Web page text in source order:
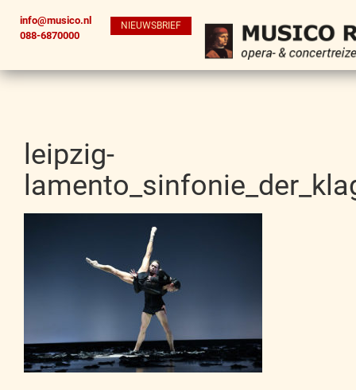
info@musico.nl
088-6870000
NIEUWSBRIEF
leipzig-